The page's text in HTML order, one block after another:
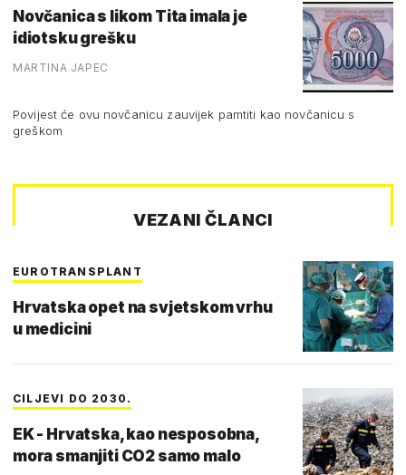
Novčanica s likom Tita imala je
idiotsku grešku
MARTINA JAPEC
Povijest će ovu novčanicu zauvijek pamtiti kao novčanicu s
greškom
VEZANI ČLANCI
EUROTRANSPLANT
Hrvatska opet na svjetskom vrhu
u medicini
CILJEVI DO 2030.
EK - Hrvatska, kao nesposobna,
mora smanjiti CO2 samo malo